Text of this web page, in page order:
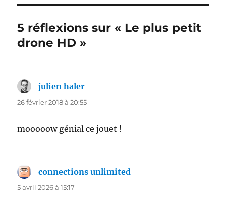
5 réflexions sur « Le plus petit
drone HD »
julien haler
26 février 2018 à 20:55
mooooow génial ce jouet !
connections unlimited
5 avril 2026 à 15:17